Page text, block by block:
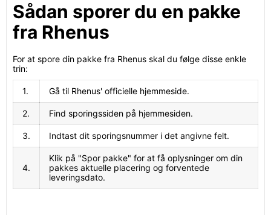
Sådan sporer du en pakke
fra Rhenus
For at spore din pakke fra Rhenus skal du følge disse enkle
trin:
1. Gå til Rhenus' officielle hjemmeside.
2. Find sporingssiden på hjemmesiden.
3. Indtast dit sporingsnummer i det angivne felt.
4.
Klik på "Spor pakke" for at få oplysninger om din
pakkes aktuelle placering og forventede
leveringsdato.